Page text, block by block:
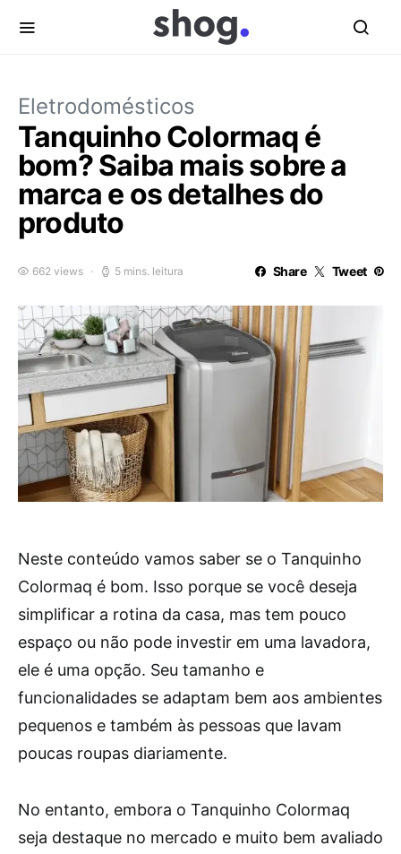
Eletrodomésticos
Tanquinho Colormaq é
bom? Saiba mais sobre a
marca e os detalhes do
produto
662 views 5 mins. leitura Share Tweet
Neste conteúdo vamos saber se o Tanquinho
Colormaq é bom. Isso porque se você deseja
simplificar a rotina da casa, mas tem pouco
espaço ou não pode investir em uma lavadora,
ele é uma opção. Seu tamanho e
funcionalidades se adaptam bem aos ambientes
pequenos e também às pessoas que lavam
poucas roupas diariamente.
No entanto, embora o Tanquinho Colormaq
seja destaque no mercado e muito bem avaliado